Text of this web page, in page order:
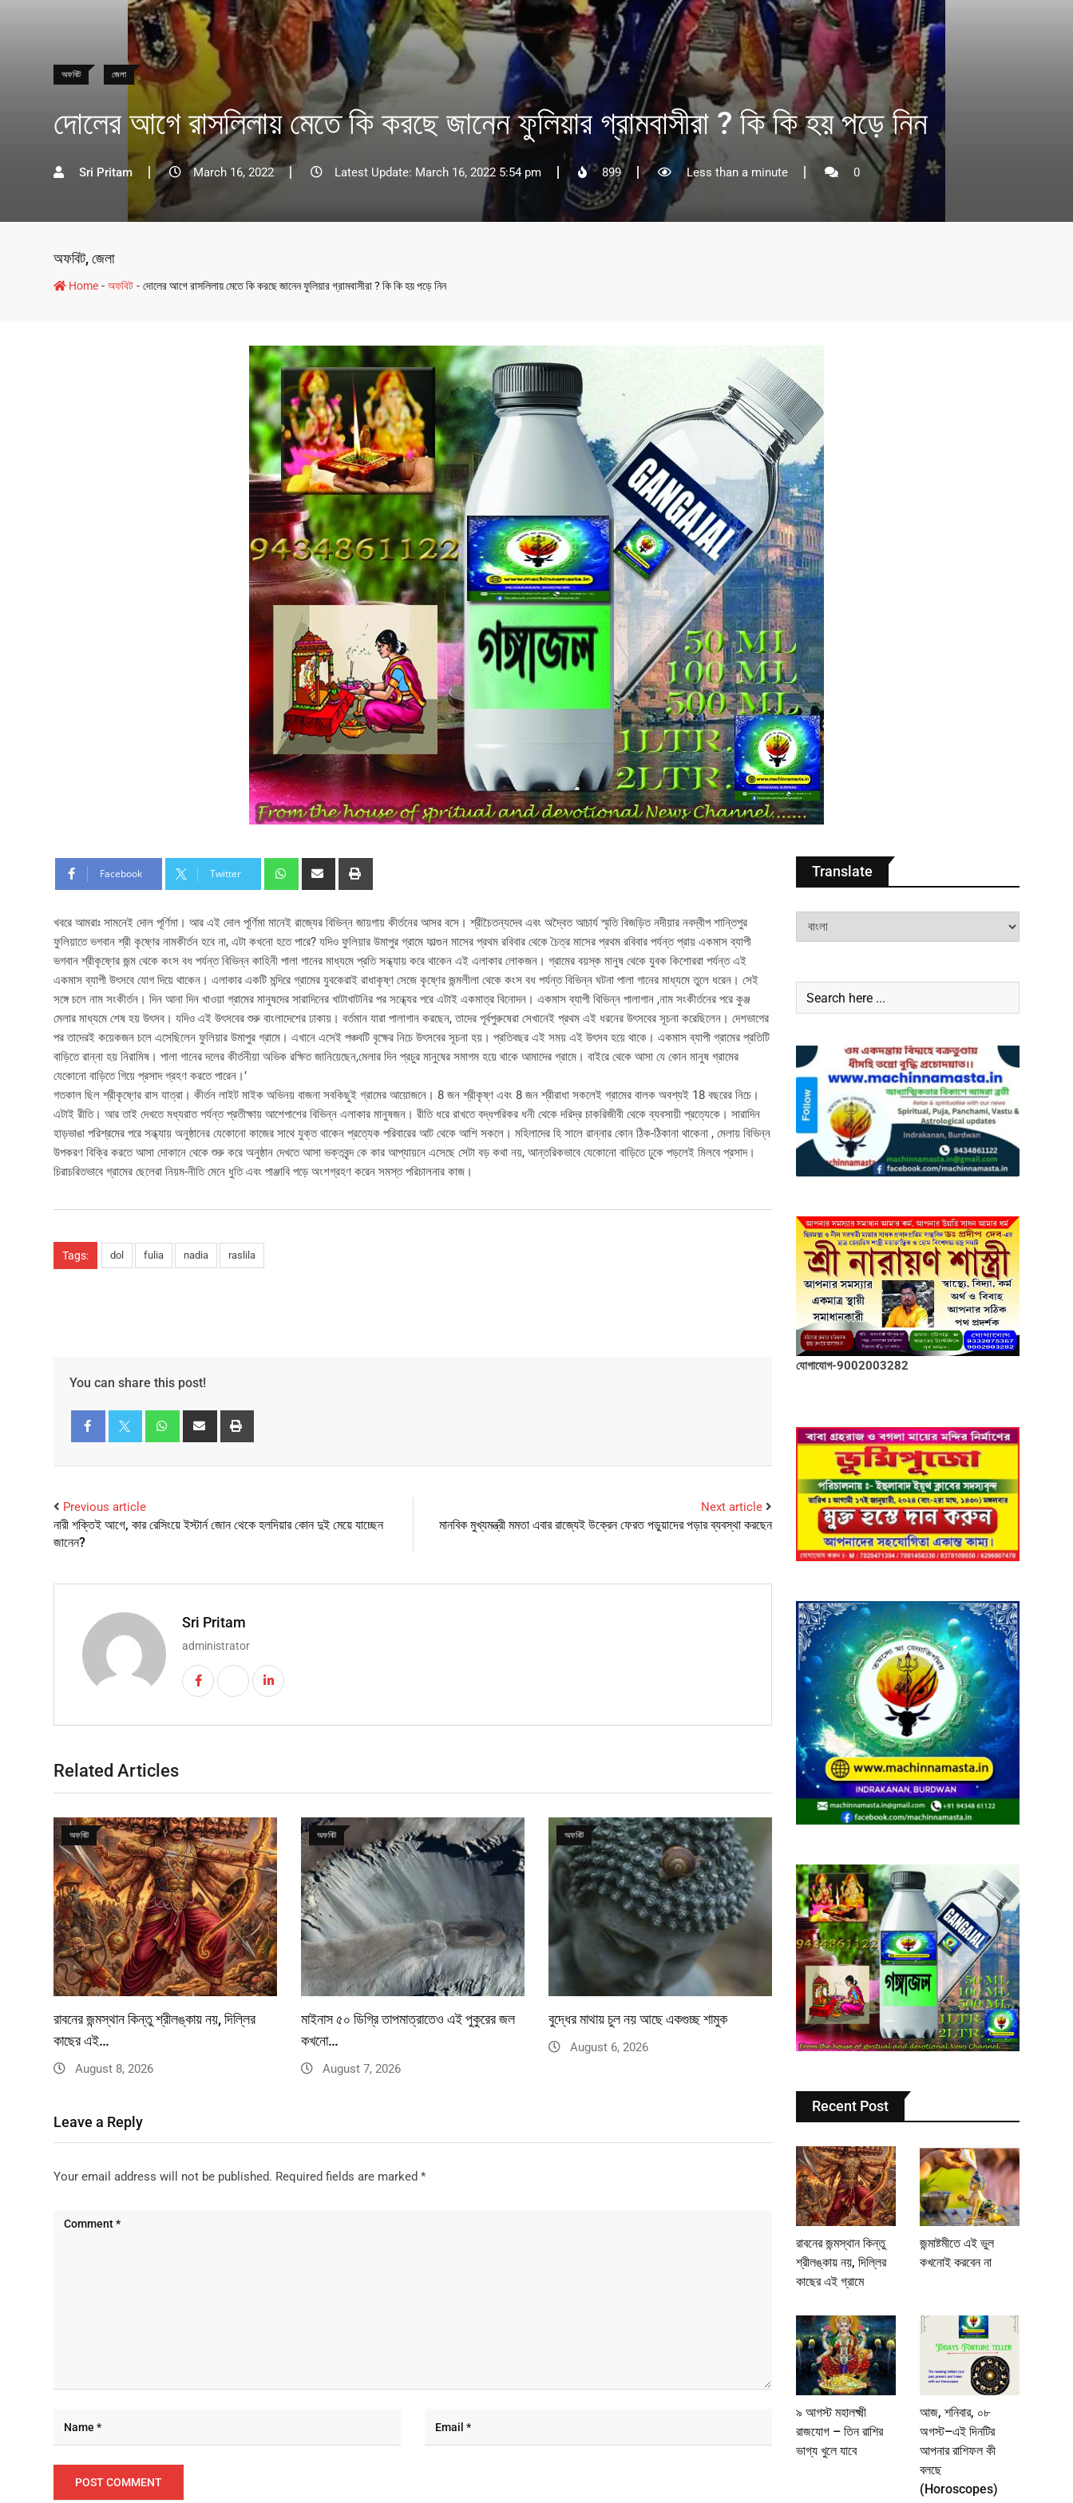
অফবিট জেলা
দোলের আগে রাসলিলায় মেতে কি করছে জানেন ফুলিয়ার গ্রামবাসীরা ? কি কি হয় পড়ে নিন
Sri Pritam March 16, 2022 Latest Update: March 16, 2022 5:54 pm 899 Less than a minute 0
অফবিট, জেলা
Home - অফবিট - দোলের আগে রাসলিলায় মেতে কি করছে জানেন ফুলিয়ার গ্রামবাসীরা ? কি কি হয় পড়ে নিন
Facebook Twitter
খবরে আমরাঃ সামনেই দোল পূর্ণিমা। আর এই দোল পূর্ণিমা মানেই রাজ্যের বিভিন্ন জায়গায় কীর্তনের আসর বসে। শ্রীচৈতন্যদেব এবং অদ্বৈত আচার্য স্মৃতি বিজড়িত নদীয়ার নবদ্বীপ শান্তিপুর
ফুলিয়াতে ভগবান শ্রী কৃষ্ণের নামকীর্তন হবে না, এটা কখনো হতে পারে? যদিও ফুলিয়ার উমাপুর গ্রামে ফাল্গুন মাসের প্রথম রবিবার থেকে চৈত্র মাসের প্রথম রবিবার পর্যন্ত প্রায় একমাস ব্যাপী
ভগবান শ্রীকৃষ্ণের জন্ম থেকে কংস বধ পর্যন্ত বিভিন্ন কাহিনী পালা গানের মাধ্যমে প্রতি সন্ধ্যায় করে থাকেন এই এলাকার লোকজন। গ্রামের বয়স্ক মানুষ থেকে যুবক কিশোররা পর্যন্ত এই
একমাস ব্যাপী উৎসবে যোগ দিয়ে থাকেন। এলাকার একটি মন্দিরে গ্রামের যুবকেরাই রাধাকৃষ্ণ সেজে কৃষ্ণের জন্মলীলা থেকে কংস বধ পর্যন্ত বিভিন্ন ঘটনা পালা গানের মাধ্যমে তুলে ধরেন। সেই
সঙ্গে চলে নাম সংকীর্তন। দিন আনা দিন খাওয়া গ্রামের মানুষদের সারাদিনের খাটাখাটনির পর সন্ধ্যের পরে এটাই একমাত্র বিনোদন। একমাস ব্যাপী বিভিন্ন পালাগান ,নাম সংকীর্তনের পরে কুঞ্জ
মেলার মাধ্যমে শেষ হয় উৎসব। যদিও এই উৎসবের শুরু বাংলাদেশের ঢাকায়। বর্তমান যারা পালাগান করছেন, তাদের পূর্বপুরুষেরা সেখানেই প্রথম এই ধরনের উৎসবের সূচনা করেছিলেন। দেশভাগের
পর তাদেরই কয়েকজন চলে এসেছিলেন ফুলিয়ার উমাপুর গ্রামে। এখানে এসেই পঞ্চবটি বৃক্ষের নিচে উৎসবের সূচনা হয়। প্রতিবছর এই সময় এই উৎসব হয়ে থাকে। একমাস ব্যাপী গ্রামের প্রতিটি
বাড়িতে রান্না হয় নিরামিষ। পালা গানের দলের কীর্তনীয়া অভিক রক্ষিত জানিয়েছেন,মেলার দিন প্রচুর মানুষের সমাগম হয়ে থাকে আমাদের গ্রামে। বাইরে থেকে আসা যে কোন মানুষ গ্রামের
যেকোনো বাড়িতে গিয়ে প্রসাদ গ্রহণ করতে পারেন।’
গতকাল ছিল শ্রীকৃষ্ণের রাস যাত্রা। কীর্তন লাইট মাইক অভিনয় বাজনা সবকিছুই গ্রামের আয়োজনে। 8 জন শ্রীকৃষ্ণ এবং 8 জন শ্রীরাধা সকলেই গ্রামের বালক অবশ্যই 18 বছরের নিচে।
এটাই রীতি। আর তাই দেখতে মধ্যরাত পর্যন্ত প্রতীক্ষায় আশেপাশের বিভিন্ন এলাকার মানুষজন। রীতি ধরে রাখতে বদ্ধপরিকর ধনী থেকে দরিদ্র চাকরিজীবী থেকে ব্যবসায়ী প্রত্যেকে। সারাদিন
হাড়ভাঙা পরিশ্রমের পরে সন্ধ্যায় অনুষ্ঠানের যেকোনো কাজের সাথে যুক্ত থাকেন প্রত্যেক পরিবারের আট থেকে আশি সকলে। মহিলাদের হি সালে রান্নার কোন ঠিক-ঠিকানা থাকেনা , মেলায় বিভিন্ন
উপকরণ বিক্রি করতে আসা দোকানে থেকে শুরু করে অনুষ্ঠান দেখতে আসা ভক্তবৃন্দ কে কার আপ্যায়নে এসেছে সেটা বড় কথা নয়, আন্তরিকভাবে যেকোনো বাড়িতে ঢুকে পড়লেই মিলবে প্রসাদ।
চিরাচরিতভাবে গ্রামের ছেলেরা নিয়ম-নীতি মেনে ধুতি এবং পাঞ্জাবি পড়ে অংশগ্রহণ করেন সমস্ত পরিচালনার কাজ।
Tags: dol fulia nadia raslila
You can share this post!
Previous article
নারী শক্তিই আগে, কার রেসিংয়ে ইস্টার্ন জোন থেকে হলদিয়ার কোন দুই মেয়ে যাচ্ছেন
জানেন?
Next article
মানবিক মুখ্যমন্ত্রী মমতা এবার রাজ্যেই উক্রেন ফেরত পড়ুয়াদের পড়ার ব্যবস্থা করছেন
Sri Pritam
administrator
Related Articles
অফবিট
রাবনের জন্মস্থান কিন্তু শ্রীলঙ্কায় নয়, দিল্লির
কাছের এই…
August 8, 2026
অফবিট
মাইনাস ৫০ ডিগ্রি তাপমাত্রাতেও এই পুকুরের জল
কখনো…
August 7, 2026
অফবিট
বুদ্ধের মাথায় চুল নয় আছে একগুচ্ছ শামুক
August 6, 2026
Leave a Reply
Your email address will not be published. Required fields are marked *
Translate
যোগাযোগ-9002003282
Recent Post
রাবনের জন্মস্থান কিন্তু
শ্রীলঙ্কায় নয়, দিল্লির
কাছের এই গ্রামে
জন্মাষ্টমীতে এই ভুল
কখনোই করবেন না
৯ আগস্ট মহালক্ষ্মী
রাজযোগ – তিন রাশির
ভাগ্য খুলে যাবে
আজ, শনিবার, ০৮
অগস্ট–এই দিনটির
আপনার রাশিফল কী
বলছে
(Horoscopes)